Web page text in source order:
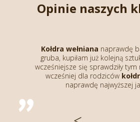
Opinie naszych
bardzo ciepła i
sztukę gdyż tamte
tym razem dla mnie
kołdry wełniane
Koc
alpakiw